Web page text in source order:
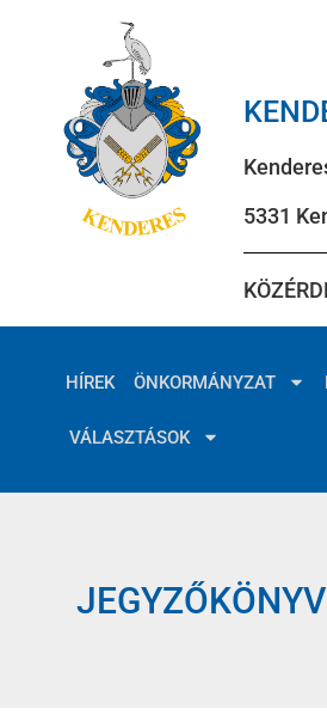
5331
HÍREK ÖNKORMÁNYZAT
VÁLASZTÁSOK